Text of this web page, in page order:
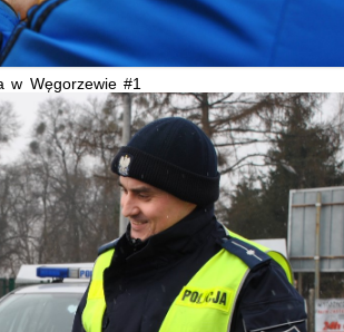
w Węgorzewie #1